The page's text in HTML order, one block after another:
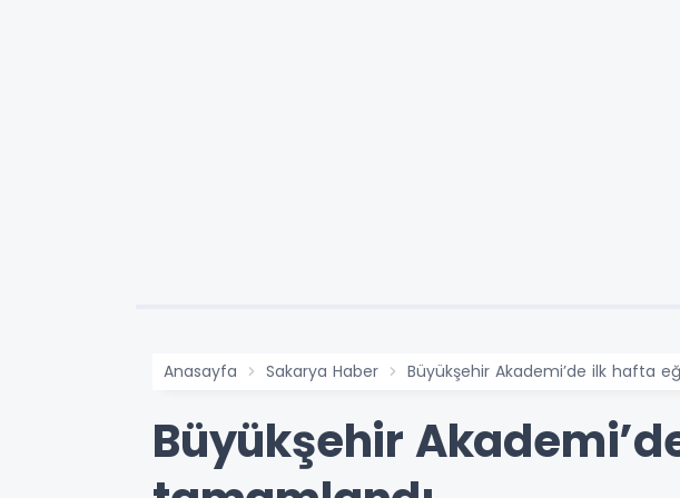
Anasayfa Sakarya Haber Büyükşehir Akademi’de ilk hafta
Büyükşehir